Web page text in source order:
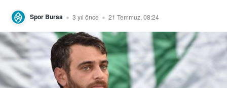
Spor Bursa 3 yıl önce 21 Temmuz, 08:24